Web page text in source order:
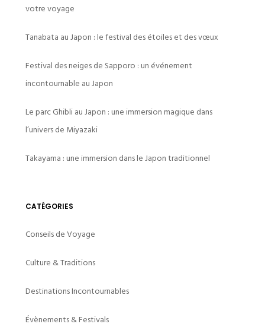
votre voyage
Tanabata au Japon : le festival des étoiles et des vœux
Festival des neiges de Sapporo : un événement
incontournable au Japon
Le parc Ghibli au Japon : une immersion magique dans
l’univers de Miyazaki
Takayama : une immersion dans le Japon traditionnel
CATÉGORIES
Conseils de Voyage
Culture & Traditions
Destinations Incontournables
Évènements & Festivals